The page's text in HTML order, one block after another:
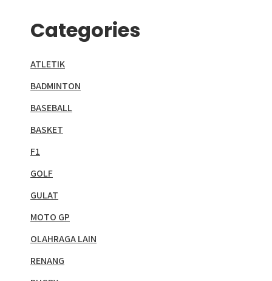
Categories
ATLETIK
BADMINTON
BASEBALL
BASKET
F1
GOLF
GULAT
MOTO GP
OLAHRAGA LAIN
RENANG